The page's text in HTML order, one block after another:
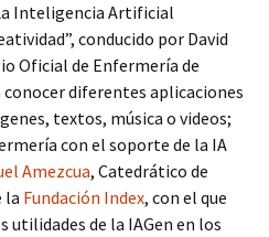
Inteligencia Artificial
conducido por David
Oficial de Enfermería de
conocer diferentes aplicaciones
textos, música o videos;
con el soporte de la IA
Amezcua, Catedrático de
la Fundación Index, con el que
utilidades de la IAGen en los